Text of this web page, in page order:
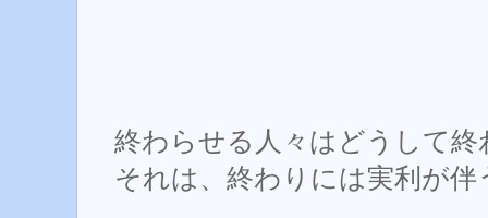
終わらせる人々はどうして
それは、終わりには実利が